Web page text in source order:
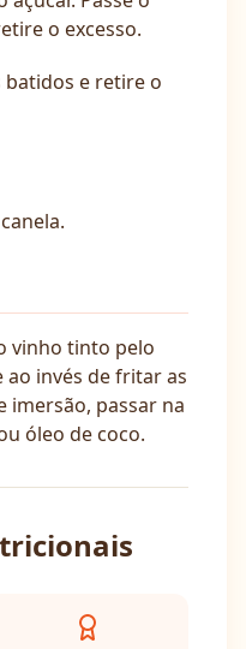
o excesso.
batidos e retire o
vinho tinto pelo
ao invés de fritar as
imersão, passar na
óleo de coco.